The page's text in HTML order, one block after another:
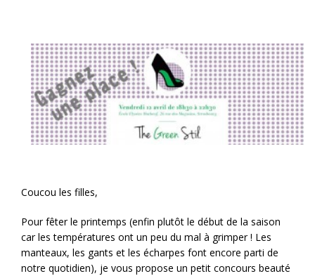
Coucou les filles,
Pour fêter le printemps (enfin plutôt le début de la saison
car les températures ont un peu du mal à grimper ! Les
manteaux, les gants et les écharpes font encore parti de
notre quotidien), je vous propose un petit concours beauté